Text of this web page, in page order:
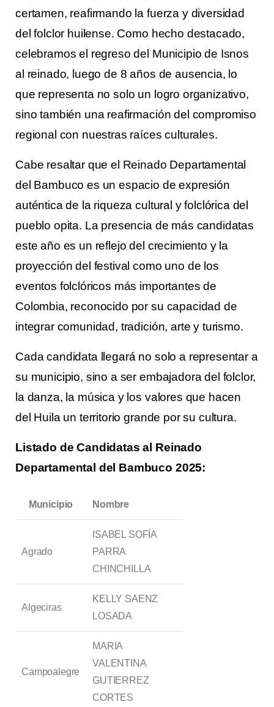
certamen, reafirmando la fuerza y diversidad
del folclor huilense. Como hecho destacado,
celebramos el regreso del Municipio de Isnos
al reinado, luego de 8 años de ausencia, lo
que representa no solo un logro organizativo,
sino también una reafirmación del compromiso
regional con nuestras raíces culturales.
Cabe resaltar que el Reinado Departamental
del Bambuco es un espacio de expresión
auténtica de la riqueza cultural y folclórica del
pueblo opita. La presencia de más candidatas
este año es un reflejo del crecimiento y la
proyección del festival como uno de los
eventos folclóricos más importantes de
Colombia, reconocido por su capacidad de
integrar comunidad, tradición, arte y turismo.
Cada candidata llegará no solo a representar a
su municipio, sino a ser embajadora del folclor,
la danza, la música y los valores que hacen
del Huila un territorio grande por su cultura.
Listado de Candidatas al Reinado
Departamental del Bambuco 2025:
Municipio Nombre
Agrado
ISABEL SOFÍA
PARRA
CHINCHILLA
Algeciras
KELLY SAENZ
LOSADA
Campoalegre
MARIA
VALENTINA
GUTIERREZ
CORTES